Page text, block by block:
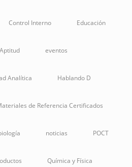
Control Interno Educación
eventos
Analítica Hablando D
de Referencia Certificados
noticias POCT
Química y Física